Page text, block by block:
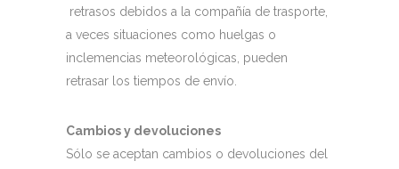
retrasos debidos a la compañía de trasporte,
a veces situaciones como huelgas o
inclemencias meteorológicas, pueden
retrasar los tiempos de envío.
Cambios y devoluciones
Sólo se aceptan cambios o devoluciones del